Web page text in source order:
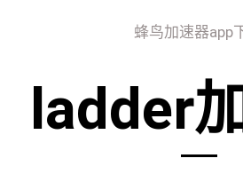
蜂鸟加速器app
ladder